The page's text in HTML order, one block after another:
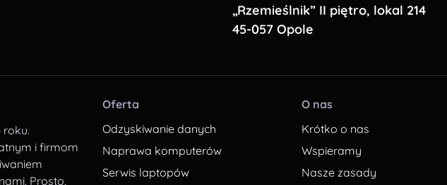
„Rzemieślnik” II piętro, lokal 214
45-057 Opole
roku.
i firmom
Prosto,
Oferta
Odzyskiwanie danych
Naprawa komputerów
Serwis laptopów
O nas
Krótko o nas
Wspieramy
Nasze zasady